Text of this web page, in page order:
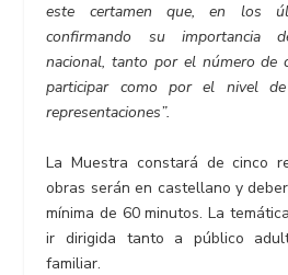
este certamen que, en los
confirmando su importancia
nacional, tanto por el número de
participar como por el nivel
representaciones”.
La Muestra constará de cinco
obras serán en castellano y
mínima de 60 minutos. La
ir dirigida tanto a público
familiar.